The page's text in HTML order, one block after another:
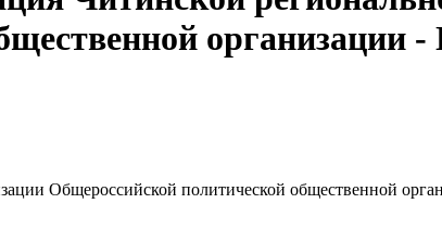
организации
Общероссийской политической общественной